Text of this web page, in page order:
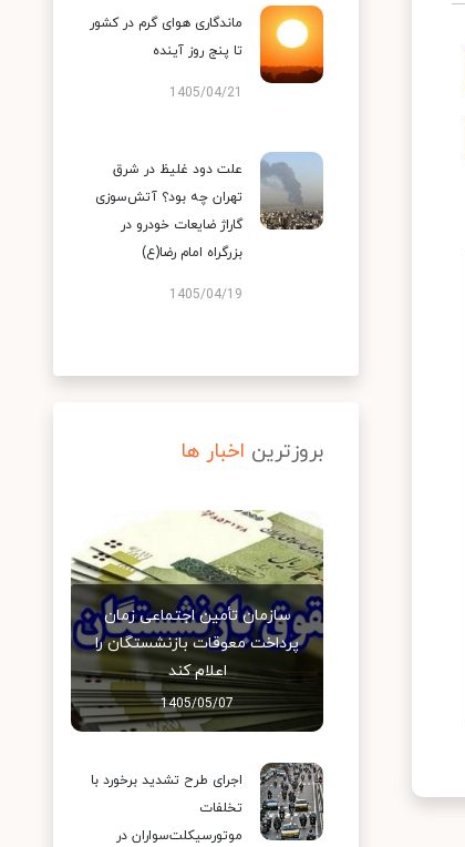
ماندگاری هوای گرم در کشور
تا پنج روز آینده
1405/04/21
علت دود غلیظ در شرق
تهران چه بود؟ آتش‌سوزی
گاراژ ضایعات خودرو در
بزرگراه امام رضا(ع)
1405/04/19
بروزترین اخبار ها
سازمان تأمین اجتماعی زمان
پرداخت معوقات بازنشستگان را
اعلام کند
1405/05/07
اجرای طرح تشدید برخورد با
تخلفات
موتورسیکلت‌سواران در